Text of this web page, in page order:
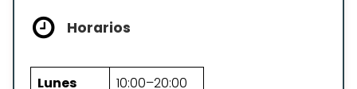
Horarios
Lunes
10:00–20:00